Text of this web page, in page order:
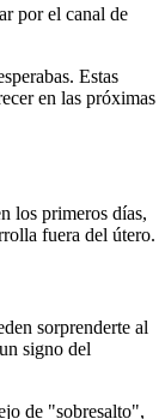
por el canal de
Estas
en las próximas
los primeros días,
fuera del útero.
sorprenderte al
signo del
de "sobresalto",